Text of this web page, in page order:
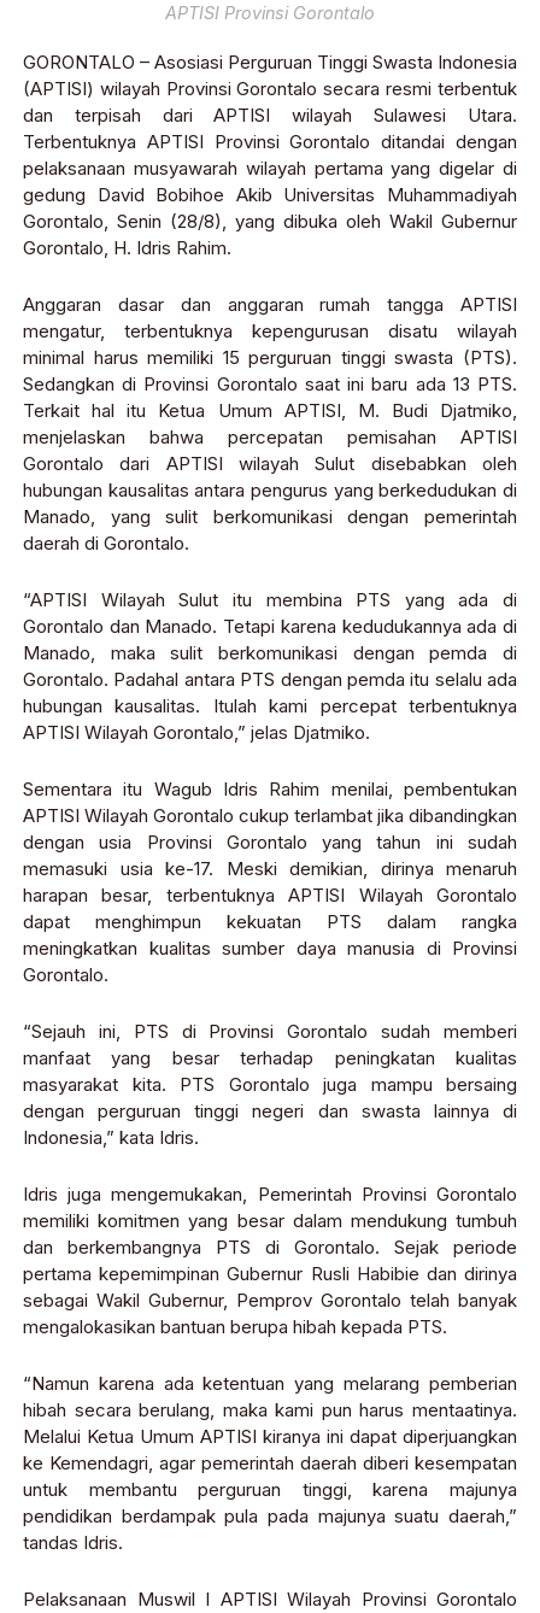
APTISI Provinsi Gorontalo
GORONTALO – Asosiasi Perguruan Tinggi Swasta Indonesia
(APTISI) wilayah Provinsi Gorontalo secara resmi terbentuk
dan terpisah dari APTISI wilayah Sulawesi Utara.
Terbentuknya APTISI Provinsi Gorontalo ditandai dengan
pelaksanaan musyawarah wilayah pertama yang digelar di
gedung David Bobihoe Akib Universitas Muhammadiyah
Gorontalo, Senin (28/8), yang dibuka oleh Wakil Gubernur
Gorontalo, H. Idris Rahim.
Anggaran dasar dan anggaran rumah tangga APTISI
mengatur, terbentuknya kepengurusan disatu wilayah
minimal harus memiliki 15 perguruan tinggi swasta (PTS).
Sedangkan di Provinsi Gorontalo saat ini baru ada 13 PTS.
Terkait hal itu Ketua Umum APTISI, M. Budi Djatmiko,
menjelaskan bahwa percepatan pemisahan APTISI
Gorontalo dari APTISI wilayah Sulut disebabkan oleh
hubungan kausalitas antara pengurus yang berkedudukan di
Manado, yang sulit berkomunikasi dengan pemerintah
daerah di Gorontalo.
“APTISI Wilayah Sulut itu membina PTS yang ada di
Gorontalo dan Manado. Tetapi karena kedudukannya ada di
Manado, maka sulit berkomunikasi dengan pemda di
Gorontalo. Padahal antara PTS dengan pemda itu selalu ada
hubungan kausalitas. Itulah kami percepat terbentuknya
APTISI Wilayah Gorontalo,” jelas Djatmiko.
Sementara itu Wagub Idris Rahim menilai, pembentukan
APTISI Wilayah Gorontalo cukup terlambat jika dibandingkan
dengan usia Provinsi Gorontalo yang tahun ini sudah
memasuki usia ke-17. Meski demikian, dirinya menaruh
harapan besar, terbentuknya APTISI Wilayah Gorontalo
dapat menghimpun kekuatan PTS dalam rangka
meningkatkan kualitas sumber daya manusia di Provinsi
Gorontalo.
“Sejauh ini, PTS di Provinsi Gorontalo sudah memberi
manfaat yang besar terhadap peningkatan kualitas
masyarakat kita. PTS Gorontalo juga mampu bersaing
dengan perguruan tinggi negeri dan swasta lainnya di
Indonesia,” kata Idris.
Idris juga mengemukakan, Pemerintah Provinsi Gorontalo
memiliki komitmen yang besar dalam mendukung tumbuh
dan berkembangnya PTS di Gorontalo. Sejak periode
pertama kepemimpinan Gubernur Rusli Habibie dan dirinya
sebagai Wakil Gubernur, Pemprov Gorontalo telah banyak
mengalokasikan bantuan berupa hibah kepada PTS.
“Namun karena ada ketentuan yang melarang pemberian
hibah secara berulang, maka kami pun harus mentaatinya.
Melalui Ketua Umum APTISI kiranya ini dapat diperjuangkan
ke Kemendagri, agar pemerintah daerah diberi kesempatan
untuk membantu perguruan tinggi, karena majunya
pendidikan berdampak pula pada majunya suatu daerah,”
tandas Idris.
Pelaksanaan Muswil I APTISI Wilayah Provinsi Gorontalo